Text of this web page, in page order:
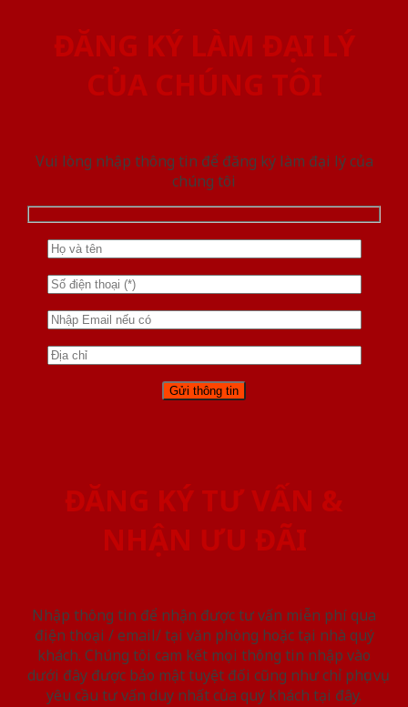
ĐĂNG KÝ LÀM ĐẠI LÝ
CỦA CHÚNG TÔI
Vui lòng nhập thông tin để đăng ký làm đại lý của
chúng tôi
ĐĂNG KÝ TƯ VẤN &
NHẬN ƯU ĐÃI
Nhập thông tin để nhận được tư vấn miễn phí qua
điện thoại / email/ tại văn phòng hoặc tại nhà quý
khách. Chúng tôi cam kết mọi thông tin nhập vào
dưới đây được bảo mật tuyệt đối cũng như chỉ phục vụ
yêu cầu tư vấn duy nhất của quý khách tại đây.